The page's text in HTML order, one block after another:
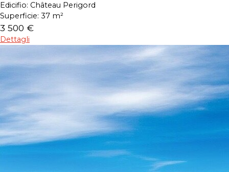
Edicifio: Château Perigord
Superficie: 37 m²
3 500 €
Dettagli